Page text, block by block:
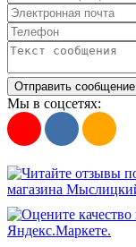
Отправить сообщение
Мы в соцсетях: